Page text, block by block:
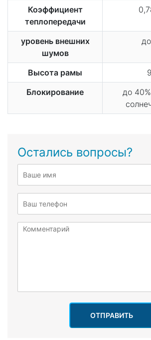
Коэффициент
теплопередачи
уровень внешних
шумов
Высота рамы
Блокирование
до
Остались вопросы?
ОТПРАВИТЬ